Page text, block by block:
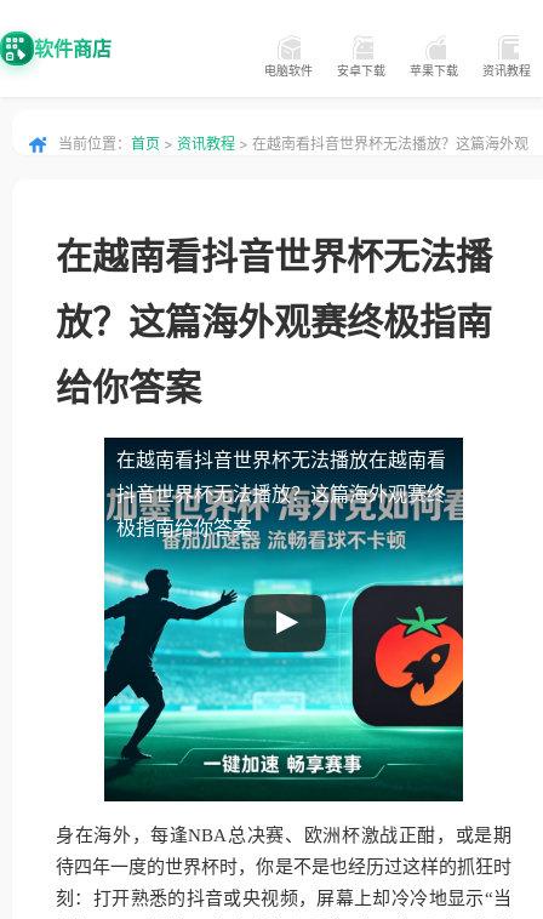
软件商店
电脑软件 安卓下载 苹果下载 资讯教程
当前位置： 首页 > 资讯教程 > 在越南看抖音世界杯无法播放？这篇海外观
在越南看抖音世界杯无法播
放？这篇海外观赛终极指南
给你答案
在越南看抖音世界杯无法播放在越南看
抖音世界杯无法播放？这篇海外观赛终
极指南给你答案
身在海外，每逢NBA总决赛、欧洲杯激战正酣，或是期
待四年一度的世界杯时，你是不是也经历过这样的抓狂时
刻：打开熟悉的抖音或央视频，屏幕上却冷冷地显示“当